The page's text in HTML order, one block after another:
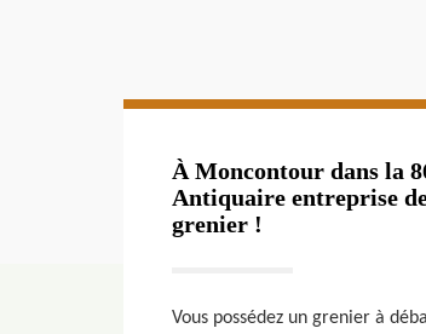
À Moncontour dans la
Antiquaire entreprise
grenier !
Vous possédez un grenier à